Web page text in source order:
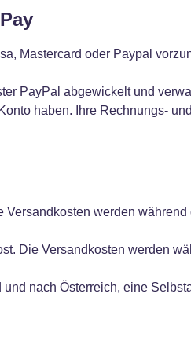
Mastercard oder Paypal
PayPal abgewickelt und
haben. Ihre Rechnungs-
werden
Die Versandkosten werden
nach Österreich, eine